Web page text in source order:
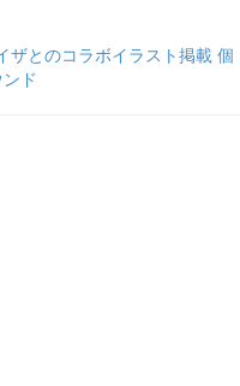
ザとのコラボイラスト掲載 個
ド